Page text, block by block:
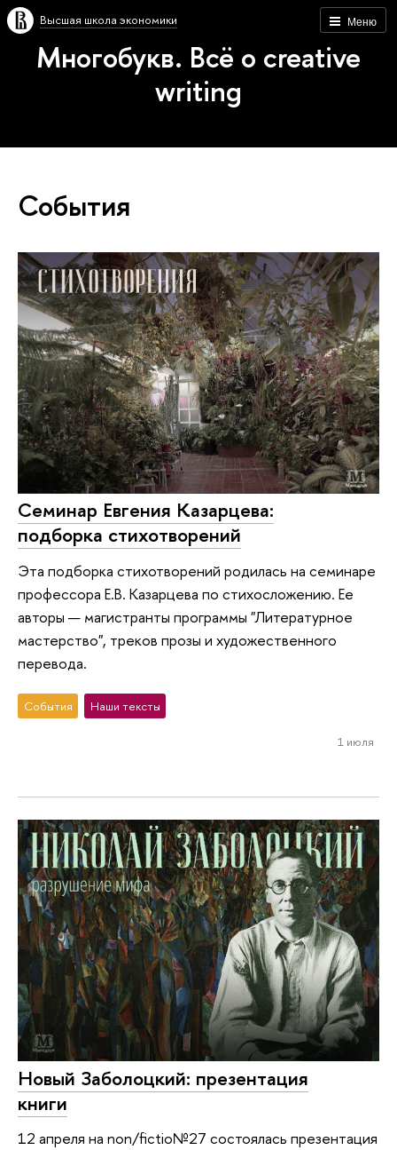
Меню
Высшая школа экономики
Многобукв. Всё о creative
writing
События
Семинар Евгения Казарцева:
подборка стихотворений
Эта подборка стихотворений родилась на семинаре
профессора Е.В. Казарцева по стихосложению. Ее
авторы — магистранты программы "Литературное
мастерство", треков прозы и художественного
перевода.
События Наши тексты
1 июля
Новый Заболоцкий: презентация
книги
12 апреля на non/fictio№27 состоялась презентация